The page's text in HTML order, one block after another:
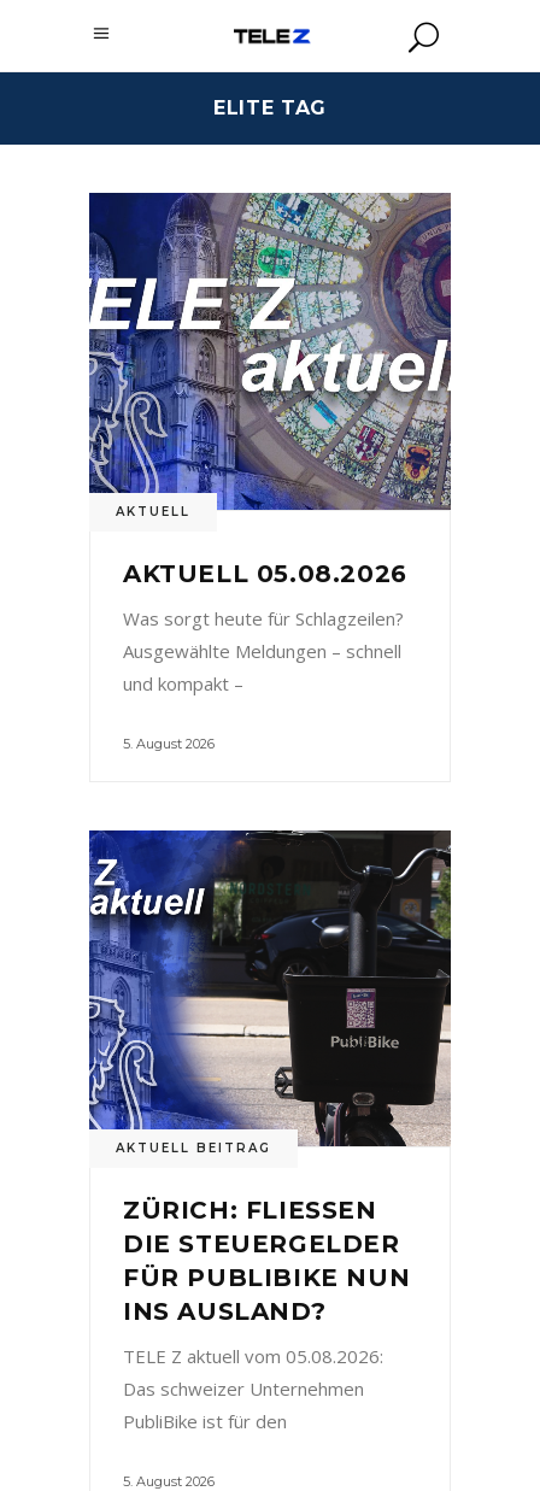
ELITE TAG
AKTUELL
AKTUELL 05.08.2026
Was sorgt heute für Schlagzeilen?
Ausgewählte Meldungen – schnell
und kompakt –
5. August 2026
AKTUELL BEITRAG
ZÜRICH: FLIESSEN
DIE STEUERGELDER
FÜR PUBLIBIKE NUN
INS AUSLAND?
TELE Z aktuell vom 05.08.2026:
Das schweizer Unternehmen
PubliBike ist für den
5. August 2026